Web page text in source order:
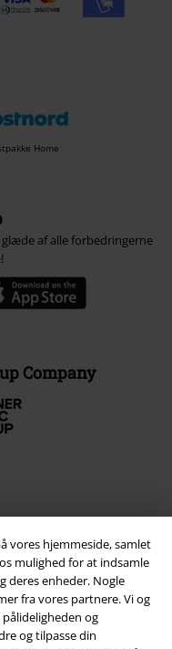
vores hjemmeside, samlet
mulighed for at indsamle
deres enheder. Nogle
fra vores partnere. Vi og
og
og tilpasse din
Home
af alle forbedringerne
Company